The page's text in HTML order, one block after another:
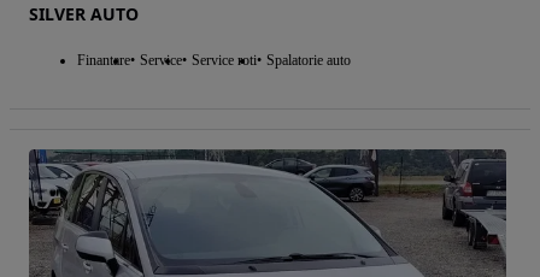
SILVER AUTO
Finantare Service Service roti Spalatorie auto